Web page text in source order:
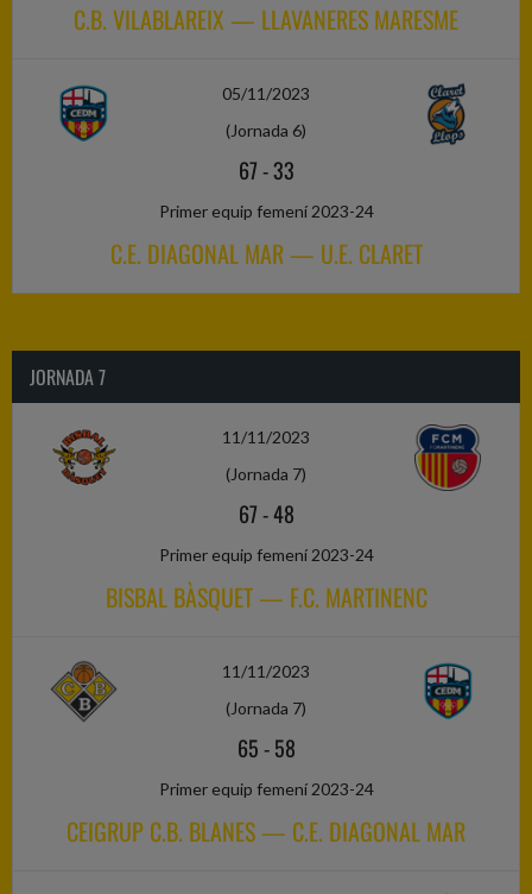
C.B. VILABLAREIX — LLAVANERES MARESME
05/11/2023
(Jornada 6)
67-33
Primer equip femení 2023-24
C.E. DIAGONAL MAR — U.E. CLARET
JORNADA 7
11/11/2023
(Jornada 7)
67-48
Primer equip femení 2023-24
BISBAL BÀSQUET — F.C. MARTINENC
11/11/2023
(Jornada 7)
65-58
Primer equip femení 2023-24
CEIGRUP C.B. BLANES — C.E. DIAGONAL MAR